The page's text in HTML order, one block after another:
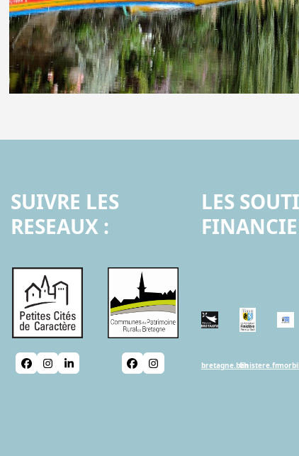
SUIVRE LES
RESEAUX :
Facebook
Instagram
LinkedIn FacebookInstagram
LES
bretagne.bzhfinistere.fr